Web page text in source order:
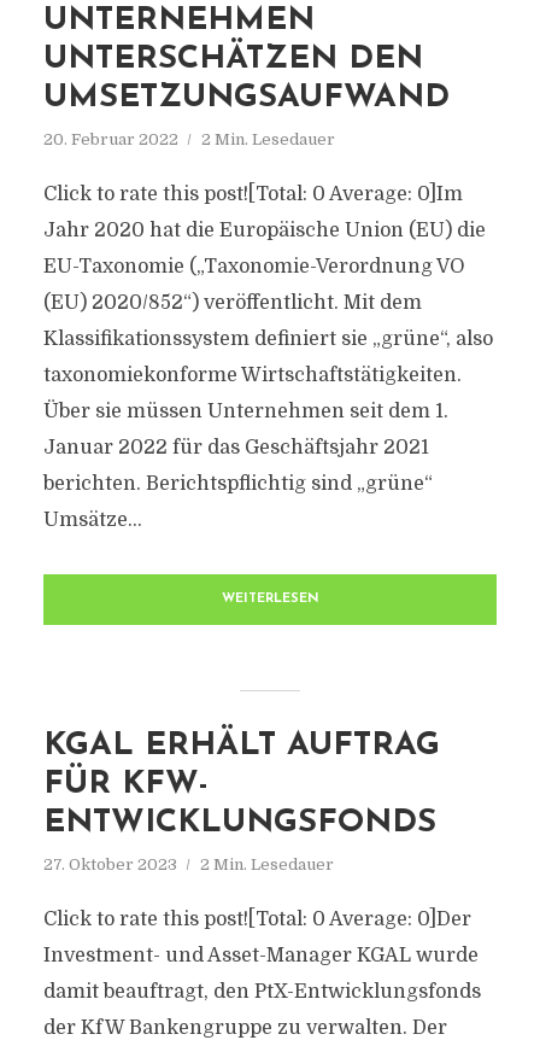
UNTERNEHMEN
UNTERSCHÄTZEN DEN
UMSETZUNGSAUFWAND
20. Februar 2022 2 Min. Lesedauer
Click to rate this post![Total: 0 Average: 0]Im
Jahr 2020 hat die Europäische Union (EU) die
EU-Taxonomie („Taxonomie-Verordnung VO
(EU) 2020/852“) veröffentlicht. Mit dem
Klassifikationssystem definiert sie „grüne“, also
taxonomiekonforme Wirtschaftstätigkeiten.
Über sie müssen Unternehmen seit dem 1.
Januar 2022 für das Geschäftsjahr 2021
berichten. Berichtspflichtig sind „grüne“
Umsätze...
WEITERLESEN
KGAL ERHÄLT AUFTRAG
FÜR KFW-
ENTWICKLUNGSFONDS
27. Oktober 2023 2 Min. Lesedauer
Click to rate this post![Total: 0 Average: 0]Der
Investment- und Asset-Manager KGAL wurde
damit beauftragt, den PtX-Entwicklungsfonds
der KfW Bankengruppe zu verwalten. Der